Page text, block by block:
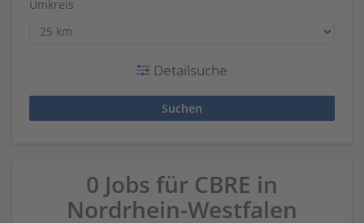
Umkreis
Detailsuche
0 Jobs für CBRE in
Nordrhein-Westfalen